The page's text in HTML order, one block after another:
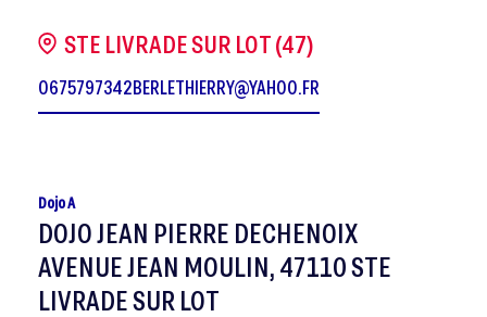
STE LIVRADE SUR LOT (47)
0675797342BERLETHIERRY@YAHOO.FR
Dojo A
DOJO JEAN PIERRE DECHENOIX
AVENUE JEAN MOULIN, 47110 STE
LIVRADE SUR LOT